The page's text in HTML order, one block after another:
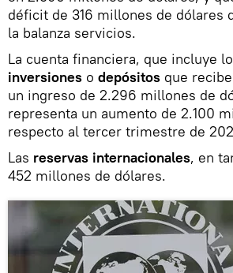
déficit de 316 millones de dólares
la balanza servicios.
La cuenta financiera, que incluye
inversiones o depósitos que
un ingreso de 2.296 millones de
representa un aumento de 2.100
respecto al tercer trimestre de
Las reservas internacionales, en
452 millones de dólares.